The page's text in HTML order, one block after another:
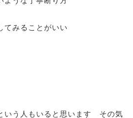
みることがいい
う人もいると思います その気